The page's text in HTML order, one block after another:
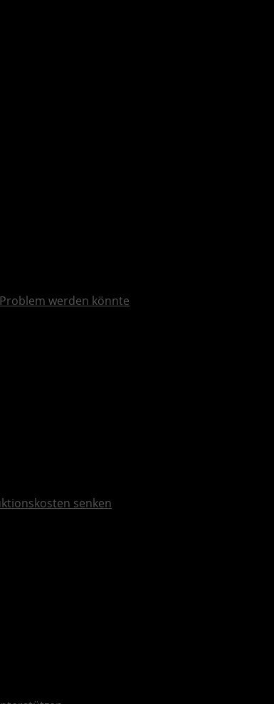
werden könnte
senken